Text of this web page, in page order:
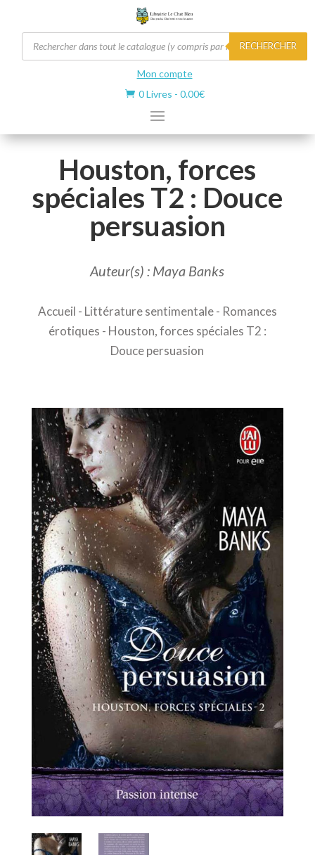
Recherche
de
produits
RECHERCHER
Mon compte
 0 Livres - 0.00€
Houston, forces
spéciales T2 : Douce
persuasion
Auteur(s) : Maya Banks
Accueil - Littérature sentimentale- Romances
érotiques - Houston, forces spéciales T2 :
Douce persuasion